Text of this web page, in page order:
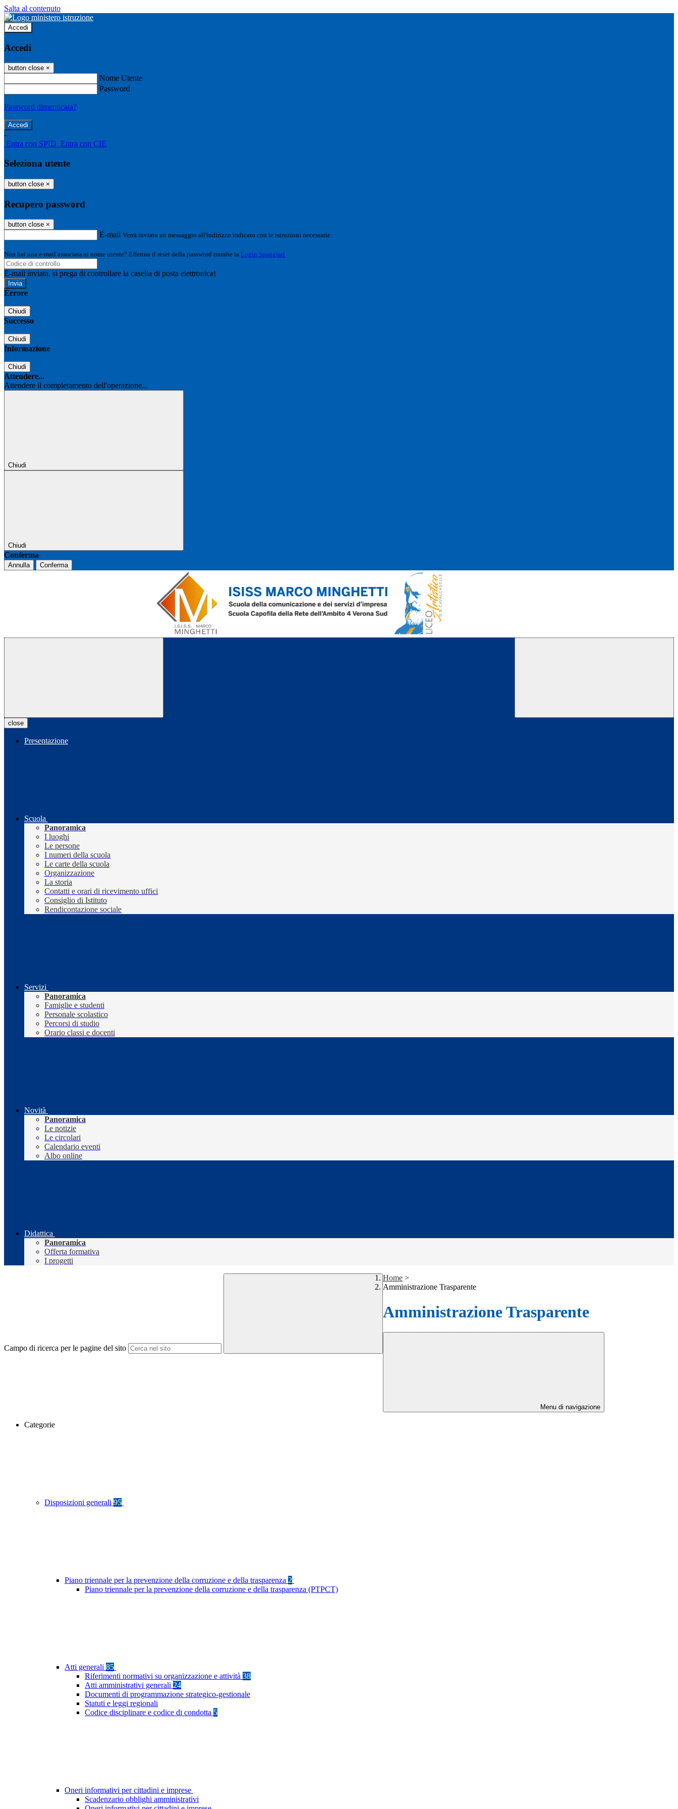
Salta al contenuto
Accedi
Accedi
button close ×
Nome Utente
Password
Password dimenticata?
-
Entra con SPID Entra con CIE
Seleziona utente
button close ×
Recupero password
button close ×
E-mail Verrà inviato un messaggio all'indirizzo indicato con le istruzioni necessarie.
Non hai una e-mail associata al nome utente? Effettua il reset della password tramite la Login Spaggiari
E-mail inviata, si prega di controllare la casella di posta elettronica!
Errore
Chiudi
Successo
Chiudi
Informazione
Chiudi
Attendere...
Attendere il completamento dell'operazione...
Chiudi
Chiudi
Conferma
Annulla Conferma
close
Presentazione
Scuola
Panoramica
I luoghi
Le persone
I numeri della scuola
Le carte della scuola
Organizzazione
La storia
Contatti e orari di ricevimento uffici
Consiglio di Istituto
Rendicontazione sociale
Servizi
Panoramica
Famiglie e studenti
Personale scolastico
Percorsi di studio
Orario classi e docenti
Novità
Panoramica
Le notizie
Le circolari
Calendario eventi
Albo online
Didattica
Panoramica
Offerta formativa
I progetti
Campo di ricerca per le pagine del sito
Home >
Amministrazione Trasparente
Amministrazione Trasparente
Menu di navigazione
Categorie
Disposizioni generali 95
Piano triennale per la prevenzione della corruzione e della trasparenza 2
Piano triennale per la prevenzione della corruzione e della trasparenza (PTPCT)
Atti generali 85
Riferimenti normativi su organizzazione e attività 38
Atti amministrativi generali 24
Documenti di programmazione strategico-gestionale
Statuti e leggi regionali
Codice disciplinare e codice di condotta 5
Oneri informativi per cittadini e imprese
Scadenzario obblighi amministrativi